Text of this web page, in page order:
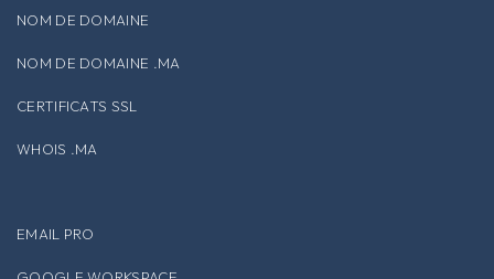
NOM DE DOMAINE
NOM DE DOMAINE .MA
CERTIFICATS SSL
WHOIS .MA
EMAIL PRO